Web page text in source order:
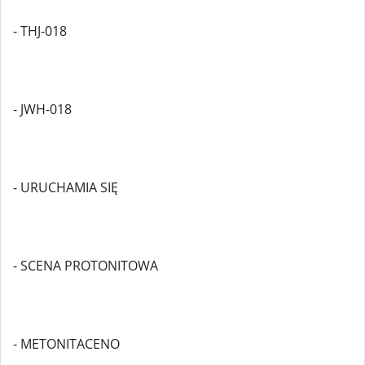
- THJ-018
- JWH-018
- URUCHAMIA SIĘ
- SCENA PROTONITOWA
- METONITACENO